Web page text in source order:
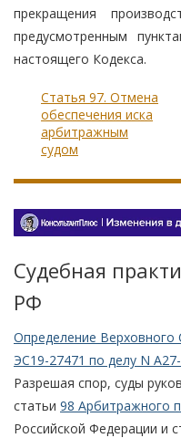
прекращения
предусмотренным
настоящего Кодекса.
Статья 97. Отмена
обеспечения иска
арбитражным
судом
Судебная
РФ
Определение Верховного
ЭС19-27471 по делу N
Разрешая спор, суды
статьи 98 Арбитражного
Российской Федерации и